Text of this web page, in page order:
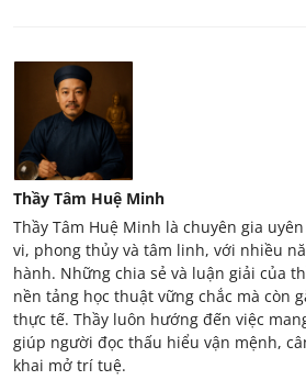
Thầy Tâm Huệ Minh
Thầy Tâm Huệ Minh là chuyên gia
vi, phong thủy và tâm linh, với nhiều
hành. Những chia sẻ và luận giải của
nền tảng học thuật vững chắc mà còn
thực tế. Thầy luôn hướng đến việc
giúp người đọc thấu hiểu vận mệnh,
khai mở trí tuệ.